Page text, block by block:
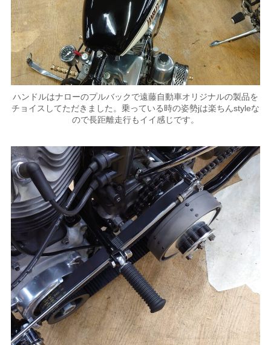
ハンドルはナローのプルバックで遠藤自動車オリジナルの製品を
チョイスしてただきました。乗っている時の姿勢jは楽ちんstyleな
ので長距離走行もイイ感じです。